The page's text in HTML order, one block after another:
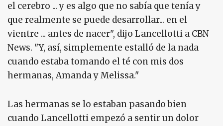
el cerebro ... y es algo que no sabía que tenía y
que realmente se puede desarrollar... en el
vientre ... antes de nacer", dijo Lancellotti a CBN
News. "Y, así, simplemente estalló de la nada
cuando estaba tomando el té con mis dos
hermanas, Amanda y Melissa."
Las hermanas se lo estaban pasando bien
cuando Lancellotti empezó a sentir un dolor